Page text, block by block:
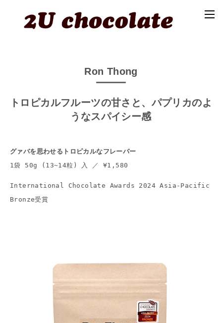
Ron Thong
トロピカルフルーツの甘さと、パプリカのよ
うなスパイシー感
グァバを思わせるトロピカルなフレーバー
1袋 50g (13~14粒) 入 ／ ¥1,580
International Chocolate Awards 2024 Asia-Pacific
Bronze受賞